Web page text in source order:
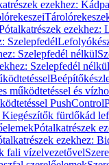
ezekhez:
ezekhez:
Szelepfedél
Szelepfedél nélkül
Szelepfedél nélkül
működtetéssel és
PushControl
Kiegészítők fürdőkád
Pótalkatrészek
ezekhez:
fali vízelvezetővel